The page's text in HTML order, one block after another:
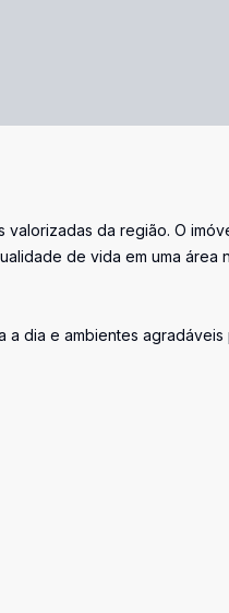
valorizadas da região. O
de vida em uma área
a dia e ambientes agradáveis